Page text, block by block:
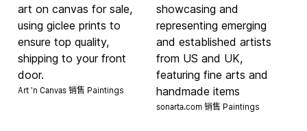
art on canvas for sale,
using giclee prints to
ensure top quality,
shipping to your front
door.
Art 'n Canvas 销售 Paintings
showcasing and
representing emerging
and established artists
from US and UK,
featuring fine arts and
handmade items
sonarta.com 销售 Paintings